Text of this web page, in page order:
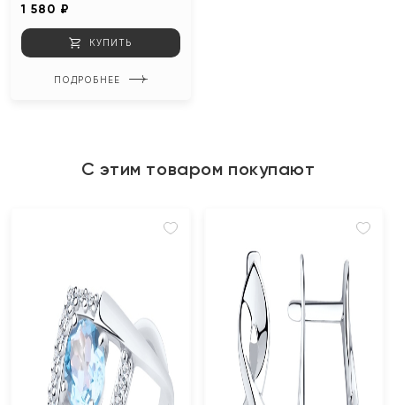
1 580 ₽
КУПИТЬ
ПОДРОБНЕЕ
С этим товаром покупают